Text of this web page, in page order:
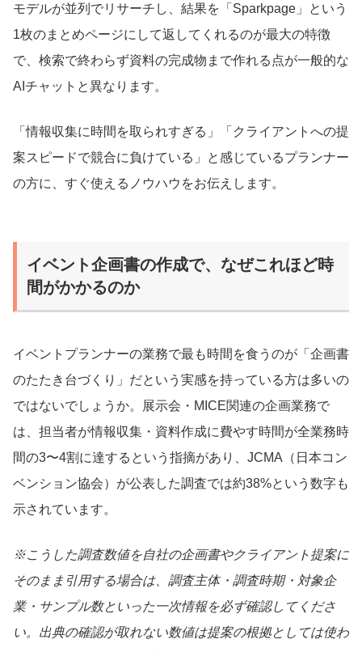
モデルが並列でリサーチし、結果を「Sparkpage」という
1枚のまとめページにして返してくれるのが最大の特徴
で、検索で終わらず資料の完成物まで作れる点が一般的な
AIチャットと異なります。
「情報収集に時間を取られすぎる」「クライアントへの提
案スピードで競合に負けている」と感じているプランナー
の方に、すぐ使えるノウハウをお伝えします。
イベント企画書の作成で、なぜこれほど時
間がかかるのか
イベントプランナーの業務で最も時間を食うのが「企画書
のたたき台づくり」だという実感を持っている方は多いの
ではないでしょうか。展示会・MICE関連の企画業務で
は、担当者が情報収集・資料作成に費やす時間が全業務時
間の3〜4割に達するという指摘があり、JCMA（日本コン
ベンション協会）が公表した調査では約38%という数字も
示されています。
※こうした調査数値を自社の企画書やクライアント提案に
そのまま引用する場合は、調査主体・調査時期・対象企
業・サンプル数といった一次情報を必ず確認してくださ
い。出典の確認が取れない数値は提案の根拠としては使わ